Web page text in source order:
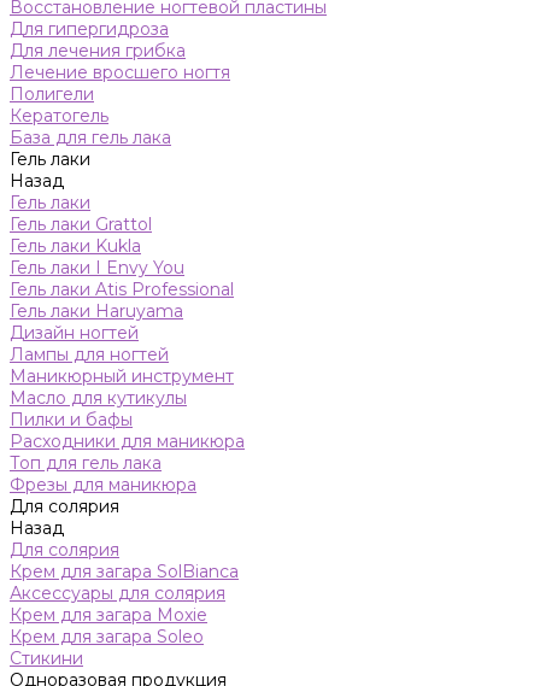
Восстановление ногтевой пластины
Для гипергидроза
Для лечения грибка
Лечение вросшего ногтя
Полигели
Кератогель
База для гель лака
Гель лаки
Назад
Гель лаки
Гель лаки Grattol
Гель лаки Kukla
Гель лаки I Envy You
Гель лаки Atis Professional
Гель лаки Haruyama
Дизайн ногтей
Лампы для ногтей
Маникюрный инструмент
Масло для кутикулы
Пилки и бафы
Расходники для маникюра
Топ для гель лака
Фрезы для маникюра
Для солярия
Назад
Для солярия
Крем для загара SolBianca
Аксессуары для солярия
Крем для загара Moxie
Крем для загара Soleo
Стикини
Одноразовая продукция